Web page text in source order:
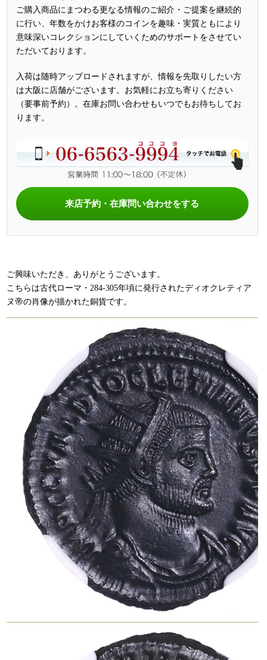
ご購入商品にまつわる更なる情報のご紹介・ご提案を継続的
に行い、年数をかけお客様のコインを趣味・実質ともにより
意味深いコレクションにしていくためのサポートをさせてい
ただいております。
入荷は随時アップロードされますが、情報を先取りしたい方
は大阪に店舗がございます。お気軽にお立ち寄りください
（要事前予約）。在庫お問い合わせもいつでもお待ちしてお
ります。
来店予約・在庫問い合わせをする
ご興味いただき、ありがとうございます。
こちらは古代ローマ・284-305年頃に発行されたディオクレティア
ヌ帝の肖像が描かれた銅貨です。